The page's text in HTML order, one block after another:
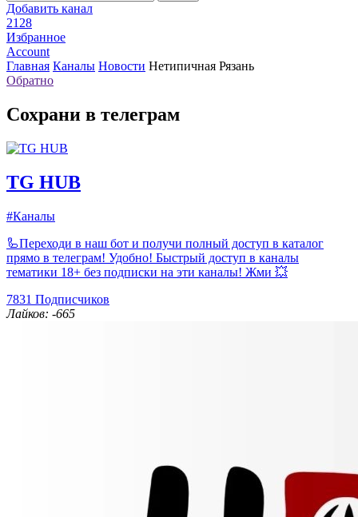
Добавить канал
2128
Избранное
Account
Главная Каналы Новости Нетипичная Рязань
Обратно
Сохрани в телеграм
TG HUB
#Каналы
🦾Переходи в наш бот и получи полный доступ в каталог
прямо в телеграм! Удобно! Быстрый доступ в каналы
тематики 18+ без подписки на эти каналы! Жми 💥
7831 Подписчиков
Лайков: -665